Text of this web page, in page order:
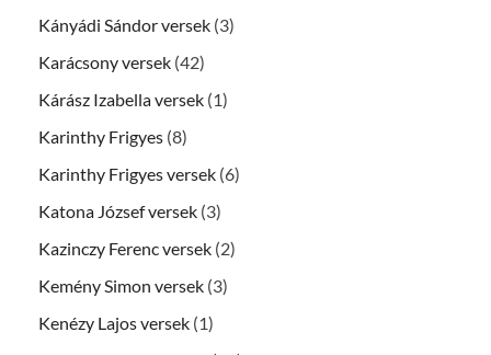
Kányádi Sándor versek (3)
Karácsony versek (42)
Kárász Izabella versek (1)
Karinthy Frigyes (8)
Karinthy Frigyes versek (6)
Katona József versek (3)
Kazinczy Ferenc versek (2)
Kemény Simon versek (3)
Kenézy Lajos versek (1)